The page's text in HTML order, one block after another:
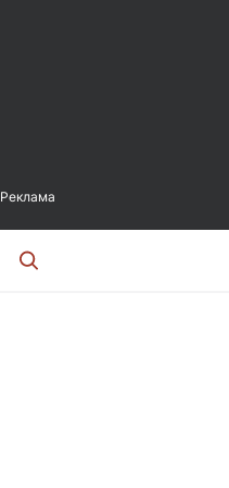
Реклама